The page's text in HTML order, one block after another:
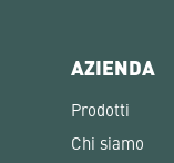
AZIENDA
Prodotti
Chi siamo